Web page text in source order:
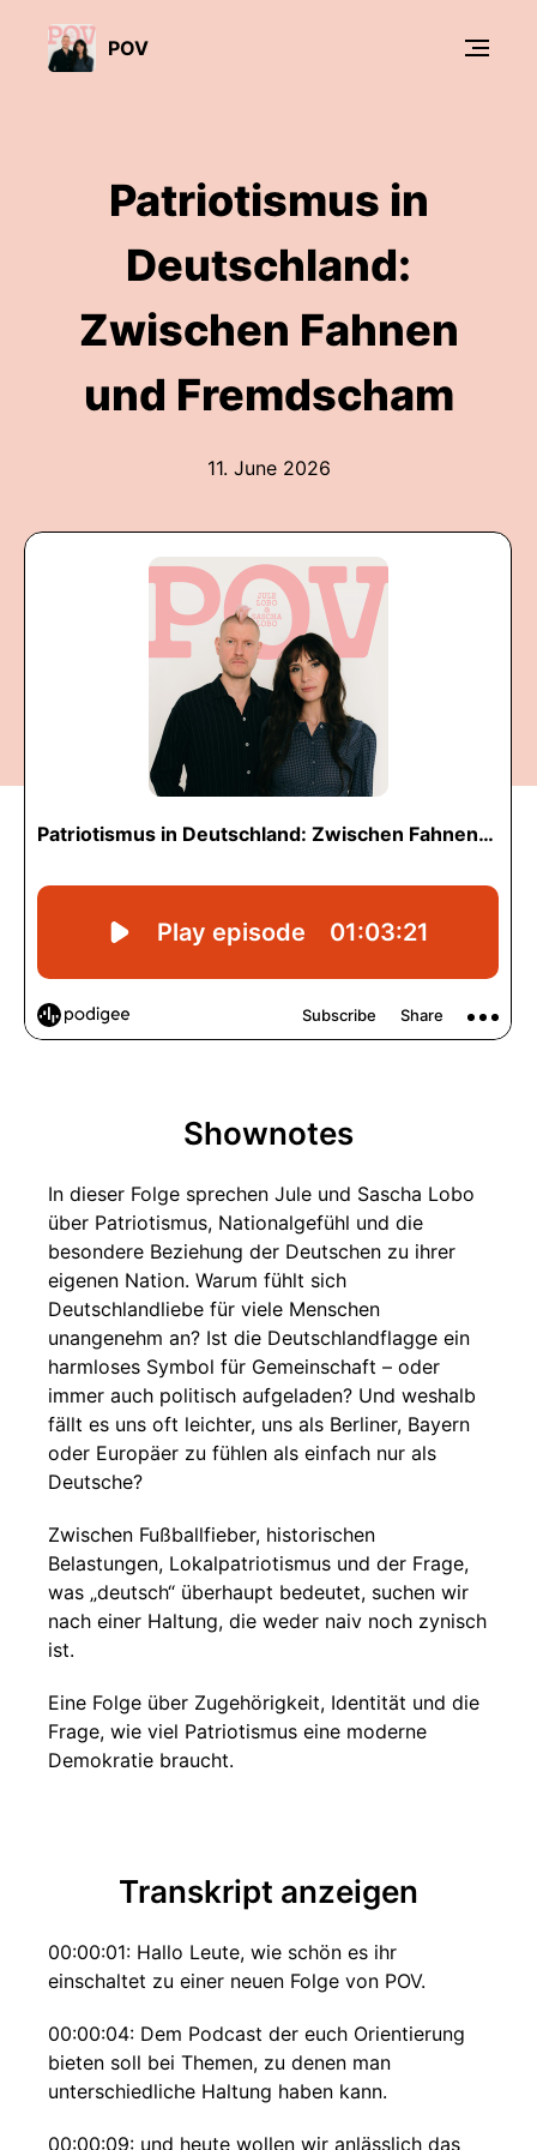
POV
Patriotismus in
Deutschland:
Zwischen Fahnen
und Fremdscham
11. June 2026
Shownotes
In dieser Folge sprechen Jule und Sascha Lobo
über Patriotismus, Nationalgefühl und die
besondere Beziehung der Deutschen zu ihrer
eigenen Nation. Warum fühlt sich
Deutschlandliebe für viele Menschen
unangenehm an? Ist die Deutschlandflagge ein
harmloses Symbol für Gemeinschaft – oder
immer auch politisch aufgeladen? Und weshalb
fällt es uns oft leichter, uns als Berliner, Bayern
oder Europäer zu fühlen als einfach nur als
Deutsche?
Zwischen Fußballfieber, historischen
Belastungen, Lokalpatriotismus und der Frage,
was „deutsch“ überhaupt bedeutet, suchen wir
nach einer Haltung, die weder naiv noch zynisch
ist.
Eine Folge über Zugehörigkeit, Identität und die
Frage, wie viel Patriotismus eine moderne
Demokratie braucht.
Transkript anzeigen
00:00:01: Hallo Leute, wie schön es ihr
einschaltet zu einer neuen Folge von POV.
00:00:04: Dem Podcast der euch Orientierung
bieten soll bei Themen, zu denen man
unterschiedliche Haltung haben kann.
00:00:09: und heute wollen wir anlässlich das